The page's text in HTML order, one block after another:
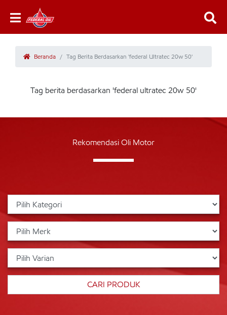
Beranda Tag Berita Berdasarkan 'federal Ultratec 20w 50'
Tag berita berdasarkan 'federal ultratec 20w 50'
Rekomendasi Oli Motor